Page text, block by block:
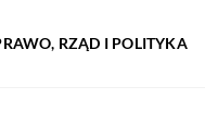
RZĄD I POLITYKA